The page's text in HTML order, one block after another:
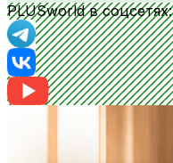
PLUSworld в соцсетях: